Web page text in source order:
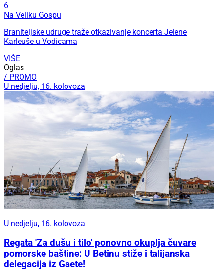
6
Na Veliku Gospu
Braniteljske udruge traže otkazivanje koncerta Jelene
Karleuše u Vodicama
VIŠE
Oglas
/ PROMO
U nedjelju, 16. kolovoza
U nedjelju, 16. kolovoza
Regata 'Za dušu i tilo' ponovno okuplja čuvare
pomorske baštine: U Betinu stiže i talijanska
delegacija iz Gaete!